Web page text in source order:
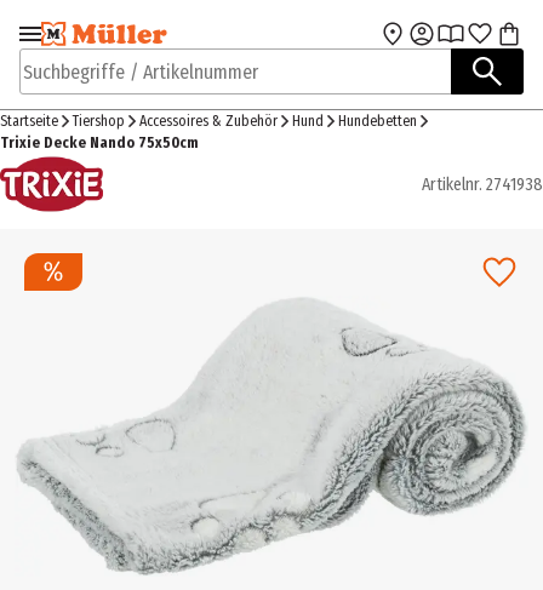
Zur Navigation
springen
Zum Hauptinhalt
Suchbegriffe / Artikelnummer
Startseite Tiershop Accessoires & Zubehör Hund
Hundebetten
Trixie Decke Nando 75x50cm
Artikelnr. 2741938